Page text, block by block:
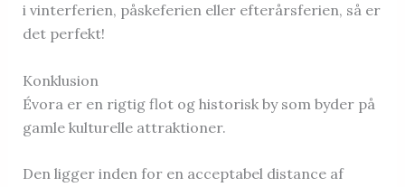
i vinterferien, påskeferien eller efterårsferien, så er
det perfekt!
Konklusion
Évora er en rigtig flot og historisk by som byder på
gamle kulturelle attraktioner.
Den ligger inden for en acceptabel distance af